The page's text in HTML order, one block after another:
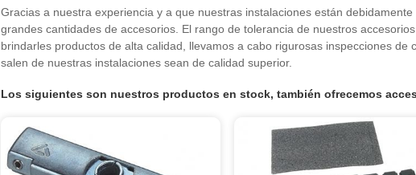
Gracias a nuestra experiencia y a que nuestras instalaciones están
grandes cantidades de accesorios. El rango de tolerancia de nuestros
brindarles productos de alta calidad, llevamos a cabo rigurosas inspecciones
salen de nuestras instalaciones sean de calidad superior.
Los siguientes son nuestros productos en stock, también ofrecemos